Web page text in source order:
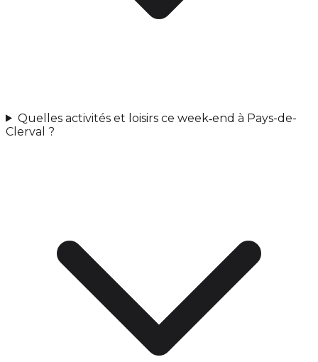
Quelles activités et loisirs ce week‑end à Pays-de-
Clerval ?